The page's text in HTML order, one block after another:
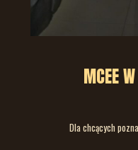
MCEE
Dla chcących